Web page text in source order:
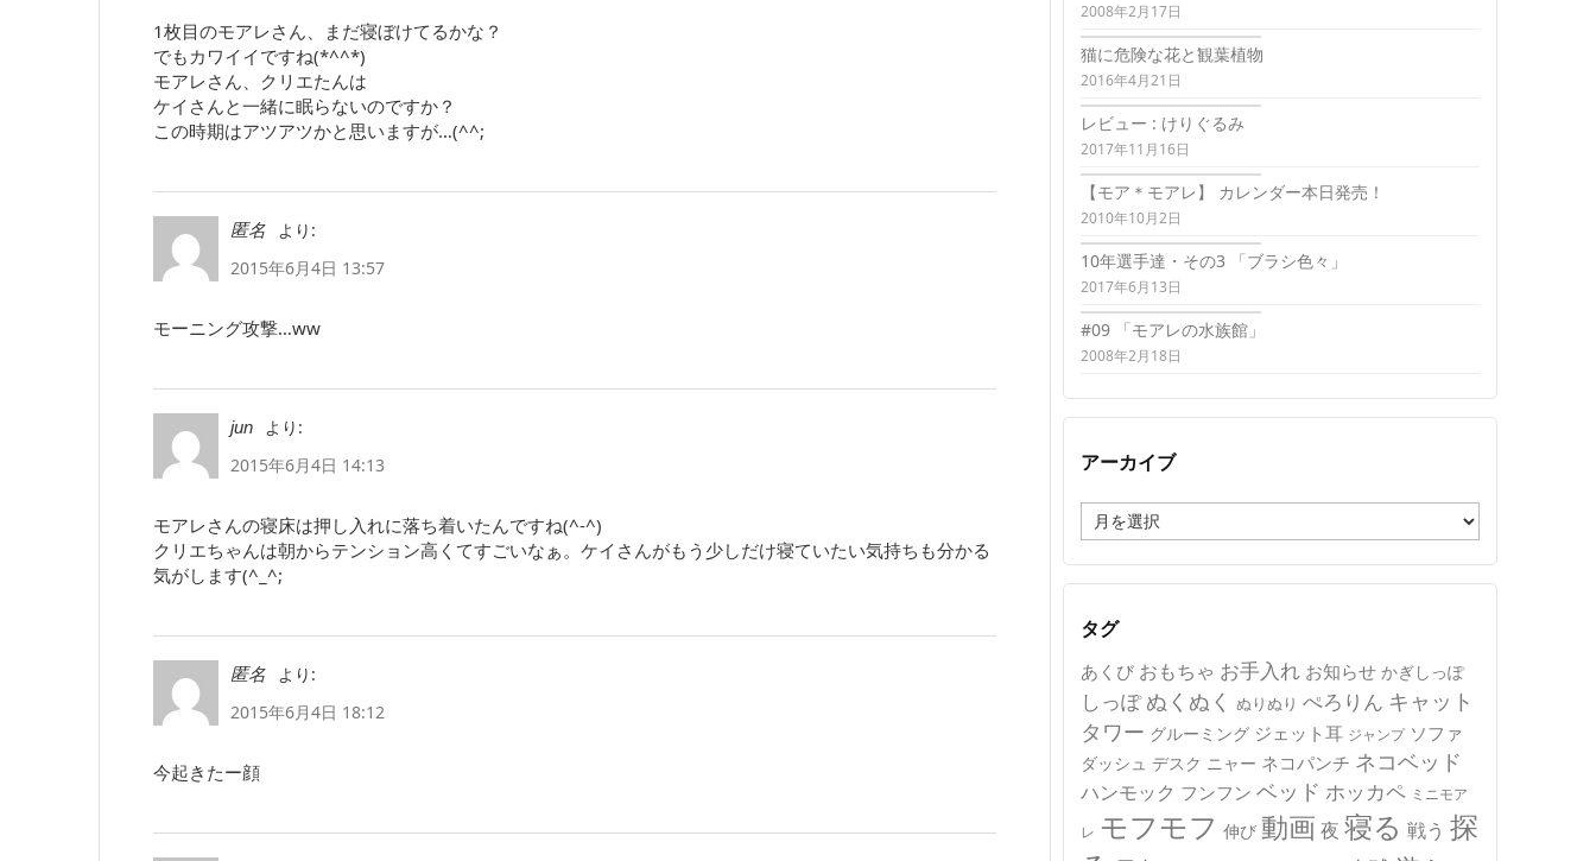
1枚目のモアレさん、まだ寝ぼけてるかな？
でもカワイイですね(*^^*)
モアレさん、クリエたんは
ケイさんと一緒に眠らないのですか？
この時期はアツアツかと思いますが…(^^;
匿名
より:
2015年6月4日 13:57
モーニング攻撃…ww
jun
より:
2015年6月4日 14:13
モアレさんの寝床は押し入れに落ち着いたんですね(^-^)
クリエちゃんは朝からテンション高くてすごいなぁ。ケイさんがもう少しだけ寝ていたい気持ちも分かる
気がします(^_^;
匿名
より:
2015年6月4日 18:12
今起きたー顔
2008年2月17日
猫に危険な花と観葉植物
2016年4月21日
レビュー : けりぐるみ
2017年11月16日
【モア＊モアレ】 カレンダー本日発売！
2010年10月2日
10年選手達・その3 「ブラシ色々」
2017年6月13日
#09 「モアレの水族館」
2008年2月18日
アーカイブ
ー
カ
イ
タグ
あくび おもちゃ お手入れ お知らせ かぎしっぽ
しっぽ ぬくぬく ぬりぬり ぺろりん キャット
タワー グルーミング ジェット耳 ジャンプ ソファ
ダッシュ デスク ニャー ネコパンチ ネコベッド
ハンモック フンフン ベッド ホッカペ ミニモア
レ モフモフ 伸び 動画 夜 寝る 戦う 探